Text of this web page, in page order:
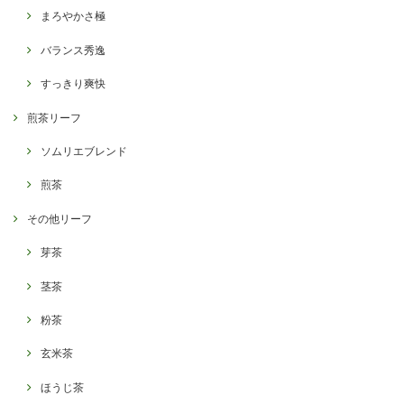
まろやかさ極
バランス秀逸
すっきり爽快
煎茶リーフ
ソムリエブレンド
煎茶
その他リーフ
芽茶
茎茶
粉茶
玄米茶
ほうじ茶